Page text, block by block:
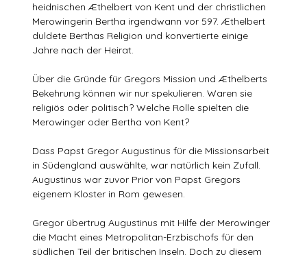
heidnischen Æthelbert von Kent und der christlichen
Merowingerin Bertha irgendwann vor 597. Æthelbert
duldete Berthas Religion und konvertierte einige
Jahre nach der Heirat.
Über die Gründe für Gregors Mission und Æthelberts
Bekehrung können wir nur spekulieren. Waren sie
religiös oder politisch? Welche Rolle spielten die
Merowinger oder Bertha von Kent?
Dass Papst Gregor Augustinus für die Missionsarbeit
in Südengland auswählte, war natürlich kein Zufall.
Augustinus war zuvor Prior von Papst Gregors
eigenem Kloster in Rom gewesen.
Gregor übertrug Augustinus mit Hilfe der Merowinger
die Macht eines Metropolitan-Erzbischofs für den
südlichen Teil der britischen Inseln. Doch zu diesem